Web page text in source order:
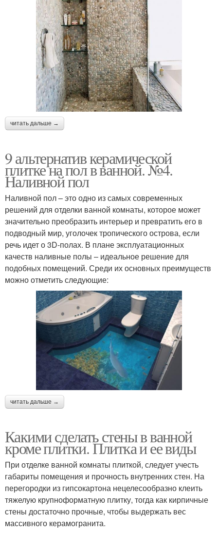
читать дальше →
9 альтернатив керамической
плитке на пол в ванной. №4.
Наливной пол
Наливной пол – это одно из самых современных
решений для отделки ванной комнаты, которое может
значительно преобразить интерьер и превратить его в
подводный мир, уголочек тропического острова, если
речь идет о 3D-полах. В плане эксплуатационных
качеств наливные полы – идеальное решение для
подобных помещений. Среди их основных преимуществ
можно отметить следующие:
читать дальше →
Какими сделать стены в ванной
кроме плитки. Плитка и ее виды
При отделке ванной комнаты плиткой, следует учесть
габариты помещения и прочность внутренних стен. На
перегородки из гипсокартона нецелесообразно клеить
тяжелую крупноформатную плитку, тогда как кирпичные
стены достаточно прочные, чтобы выдержать вес
массивного керамогранита.